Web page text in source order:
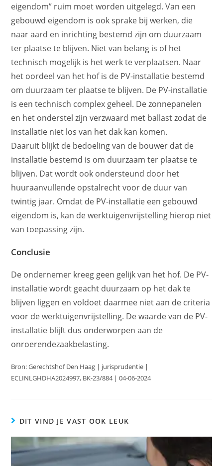
eigendom” ruim moet worden uitgelegd. Van een
gebouwd eigendom is ook sprake bij werken, die
naar aard en inrichting bestemd zijn om duurzaam
ter plaatse te blijven. Niet van belang is of het
technisch mogelijk is het werk te verplaatsen. Naar
het oordeel van het hof is de PV-installatie bestemd
om duurzaam ter plaatse te blijven. De PV-installatie
is een technisch complex geheel. De zonnepanelen
en het onderstel zijn verzwaard met ballast zodat de
installatie niet los van het dak kan komen.
Daaruit blijkt de bedoeling van de bouwer dat de
installatie bestemd is om duurzaam ter plaatse te
blijven. Dat wordt ook ondersteund door het
huuraanvullende opstalrecht voor de duur van
twintig jaar. Omdat de PV-installatie een gebouwd
eigendom is, kan de werktuigenvrijstelling hierop niet
van toepassing zijn.
Conclusie
De ondernemer kreeg geen gelijk van het hof. De PV-
installatie wordt geacht duurzaam op het dak te
blijven liggen en voldoet daarmee niet aan de criteria
voor de werktuigenvrijstelling. De waarde van de PV-
installatie blijft dus onderworpen aan de
onroerendezaakbelasting.
Bron: Gerechtshof Den Haag | jurisprudentie |
ECLINLGHDHA2024997, BK-23/884 | 04-06-2024
DIT VIND JE VAST OOK LEUK